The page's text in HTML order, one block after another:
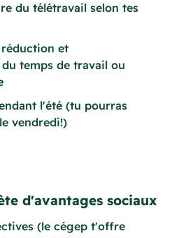
du télétravail selon tes
et
temps de travail ou
l'été (tu pourras
vendredi!)
d'avantages sociaux
(le cégep t'offre